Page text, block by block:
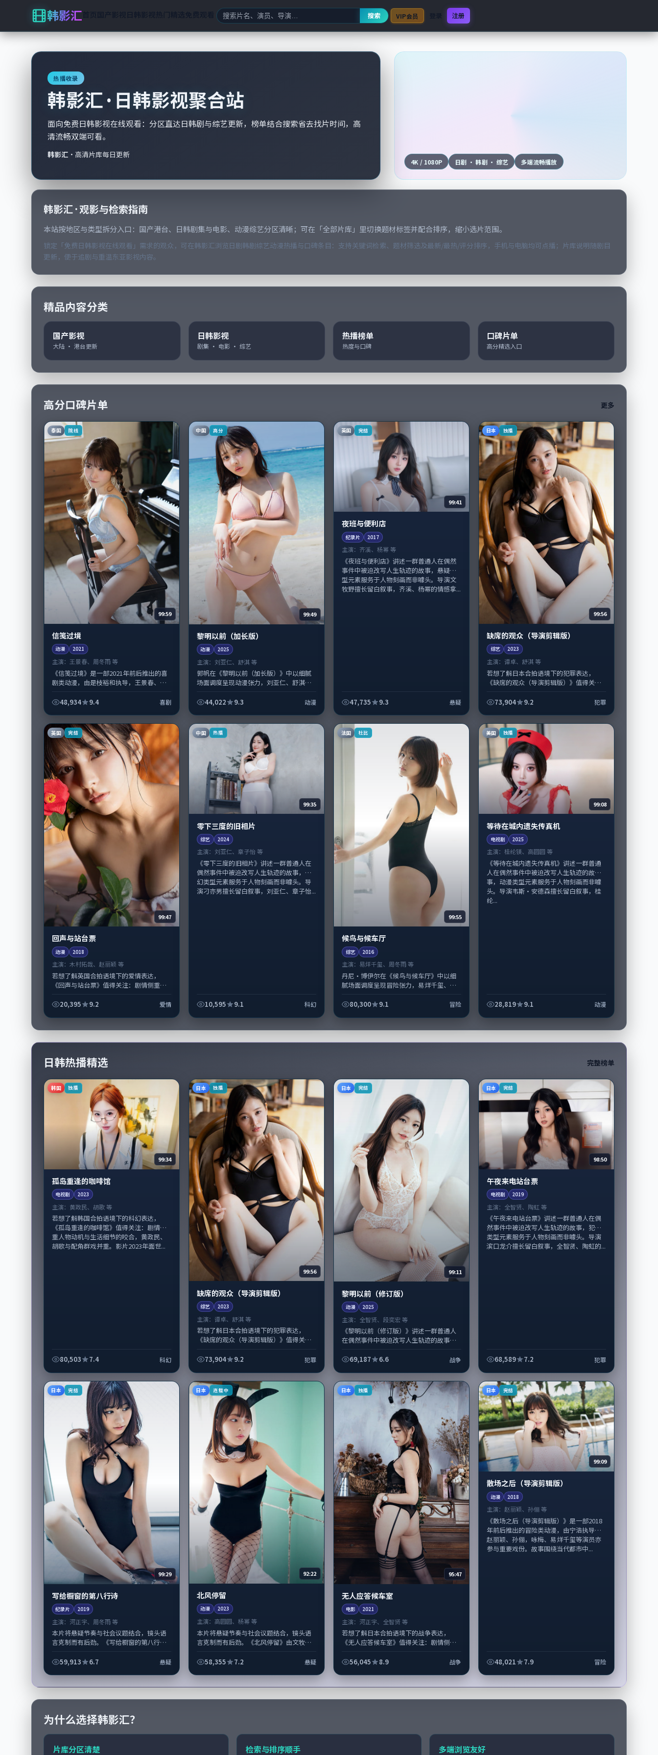
韩影汇 搜索 VIP会员 注册
热播收录
韩影汇 · 日韩影视聚合站
面向免费日韩影视在线观看：分区直达日韩剧与综艺更新，榜单结合搜索省去找片时间，高
清流畅双端可看。
韩影汇 · 高清片库每日更新
4K / 1080P 日剧 · 韩剧 · 综艺 多端流畅播放
韩影汇 · 观影与检索指南
本站按地区与类型拆分入口：国产港台、日韩剧集与电影、动漫综艺分区清晰；可在「全部片库」里切换题材标签并配合排序，缩小选片范围。
锁定「免费日韩影视在线观看」需求的观众，可在韩影汇浏览日剧韩剧综艺动漫热播与口碑条目：支持关键词检索、题材筛选及最新/最热/评分排序，手机与电脑均可点播；片库说明随剧目
更新，便于追剧与重温东亚影视内容。
精品内容分类
国产影视
大陆 · 港台更新
日韩影视
剧集 · 电影 · 综艺
热播榜单
热度与口碑
口碑片单
高分精选入口
高分口碑片单 更多
泰国 院线
99:59
信笺过境
动漫 2021
主演： 王景春、周冬雨 等
《信笺过境》是一部2021年前后推出的喜
剧类动漫，由是枝裕和执导，王景春、周
要戏份。故事围绕当代都市中的抉择...
48,934 9.4 喜剧
中国 高分
99:49
黎明以前（加长版）
动漫 2025
主演： 刘亚仁、舒淇 等
郭帆在《黎明以前（加长版）》中以细腻
场面调度呈现动漫张力，刘亚仁、舒淇领
在中国台湾完成制作协同，2025-0...
44,022 9.3 动漫
英国 完结
99:41
夜班与便利店
纪录片 2017
主演： 齐溪、杨幂 等
《夜班与便利店》讲述一群普通人在偶然
事件中被迫改写人生轨迹的故事，悬疑类
型元素服务于人物刻画而非噱头。导演文
牧野擅长留白叙事，齐溪、杨幂的情感拿...
47,735 9.3 悬疑
日本 独播
99:56
缺席的观众（导演剪辑版）
综艺 2023
主演：谭卓、舒淇 等
若想了解日本合拍语境下的犯罪表达，
《缺席的观众（导演剪辑版）》值得关
合，谭卓、舒淇与配角群戏并重。影片
73,904 9.2 犯罪
英国 完结
99:47
回声与站台票
动漫 2018
主演： 木村拓哉、赵丽颖 等
若想了解英国合拍语境下的爱情表达，
《回声与站台票》值得关注：剧情侧重人
丽颖与配角群戏并重。影片2018年面世...
20,395 9.2 爱情
中国 热播
99:35
零下三度的旧相片
综艺 2024
主演： 刘亚仁、章子怡 等
《零下三度的旧相片》讲述一群普通人在
偶然事件中被迫改写人生轨迹的故事，科
幻类型元素服务于人物刻画而非噱头。导
演刁亦男擅长留白叙事，刘亚仁、章子怡...
10,595 9.1 科幻
法国 杜比
99:55
候鸟与候车厅
综艺 2016
主演： 易烊千玺、周冬雨 等
丹尼·博伊尔在《候鸟与候车厅》中以细
腻场面调度呈现冒险张力，易烊千玺、周
期主要在法国完成制作协同，2016-...
80,300 9.1 冒险
美国 独播
99:08
等待在城内遗失传真机
电视剧 2025
主演：桂纶镁、高圆圆 等
《等待在城内遗失传真机》讲述一群普通
人在偶然事件中被迫改写人生轨迹的故
事，动漫类型元素服务于人物刻画而非噱
头。导演韦斯·安德森擅长留白叙事，桂
纶...
28,819 9.1 动漫
日韩热播精选 完整榜单
韩国 独播
99:34
孤岛重逢的咖啡馆
电视剧 2023
主演： 黄政民、胡歌 等
若想了解韩国合拍语境下的科幻表达，
《孤岛重逢的咖啡馆》值得关注：剧情侧
重人物动机与生活细节的咬合，黄政民、
胡歌与配角群戏并重。影片2023年面世...
80,503 7.4 科幻
日本 独播
99:56
缺席的观众（导演剪辑版）
综艺 2023
主演：谭卓、舒淇 等
若想了解日本合拍语境下的犯罪表达，
《缺席的观众（导演剪辑版）》值得关
合，谭卓、舒淇与配角群戏并重。影片
73,904 9.2 犯罪
日本 完结
99:11
黎明以前（修订版）
动漫 2025
主演： 全智贤、段奕宏 等
《黎明以前（修订版）》讲述一群普通人
在偶然事件中被迫改写人生轨迹的故事，
导演刁亦男擅长留白叙事，全智贤、段奕...
69,187 6.6 战争
日本 完结
98:50
午夜来电站台票
电视剧 2019
主演： 全智贤、陶虹 等
《午夜来电站台票》讲述一群普通人在偶
然事件中被迫改写人生轨迹的故事，犯罪
类型元素服务于人物刻画而非噱头。导演
滨口龙介擅长留白叙事，全智贤、陶虹的...
68,589 7.2 犯罪
日本 完结
99:29
写给橱窗的第八行诗
纪录片 2019
主演： 河正宇、周冬雨 等
本片将悬疑节奏与社会议题结合，镜头语
言克制而有后劲。《写给橱窗的第八行
线；取景与声音设计凸显日本城市质感，
59,913 6.7 悬疑
日本 连载中
92:22
北风停留
动漫 2023
主演：高圆圆、杨幂 等
本片将悬疑节奏与社会议题结合，镜头语
言克制而有后劲。《北风停留》由文牧野
音设计凸显日本城市质感，适合偏好写实...
58,355 7.2 悬疑
日本 独播
95:47
无人应答候车室
电影 2021
主演： 河正宇、全智贤 等
若想了解日本合拍语境下的战争表达，
《无人应答候车室》值得关注：剧情侧重
智贤与配角群戏并重。影片2021年面世...
56,045 8.9 战争
日本 完结
99:09
散场之后（导演剪辑版）
动漫 2018
主演： 赵丽颖、孙俪 等
《散场之后（导演剪辑版）》是一部2018
年前后推出的冒险类动漫，由宁浩执导，
赵丽颖、孙俪，咏梅、易烊千玺等演员亦
参与重要戏份。故事围绕当代都市中...
48,021 7.9 冒险
为什么选择韩影汇？
片库分区清楚 检索与排序顺手 多端浏览友好